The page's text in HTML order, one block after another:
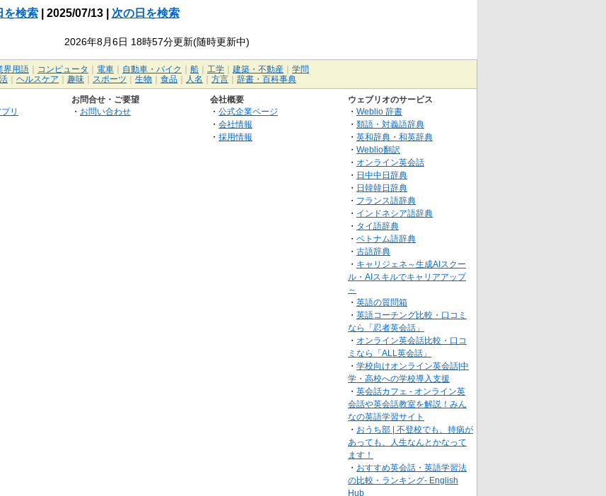
を検索| 2025/07/13 | 次の日を検索
2026年8月6日 18時57分更新(随時更新中)
界用語 コンピュータ 電車 自動車・バイク 船 工学 建築・不動産
学問
ヘルスケア 趣味 スポーツ 生物 食品 人名 方言 辞書・百科事典
リ
お問合せ・ご要望
・ お問い合わせ
会社概要
・ 公式企業ページ
・ 会社情報
・ 採用情報
ウェブリオのサービス
・ Weblio 辞書
・ 類語・対義語辞典
・ 英和辞典・和英辞典
・ Weblio翻訳
・ オンライン英会話
・ 日中中日辞典
・ 日韓韓日辞典
・ フランス語辞典
・ インドネシア語辞典
・ タイ語辞典
・ ベトナム語辞典
・ 古語辞典
・ キャリジェネ～生成AIスクー
ル・AIスキルでキャリアアップ
～
・ 英語の質問箱
・ 英語コーチング比較・口コミ
なら「忍者英会話」
・ オンライン英会話比較・口コ
ミなら「ALL英会話」
・ 学校向けオンライン英会話|中
学・高校への学校導入支援
・ 英会話カフェ - オンライン英
会話や英会話教室を解説！みん
なの英語学習サイト
・ おうち部 | 不登校でも、持病が
あっても、人生なんとかなって
ます！
・ おすすめ英会話・英語学習法
の比較・ランキング- English
Hub